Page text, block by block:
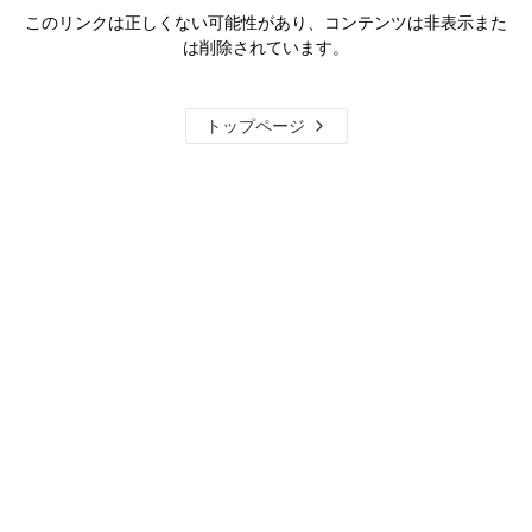
このリンクは正しくない可能性があり、コンテンツは非表示また
は削除されています。
トップページ